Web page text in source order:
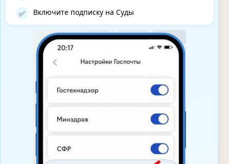
✅ Включите подписку на Суды